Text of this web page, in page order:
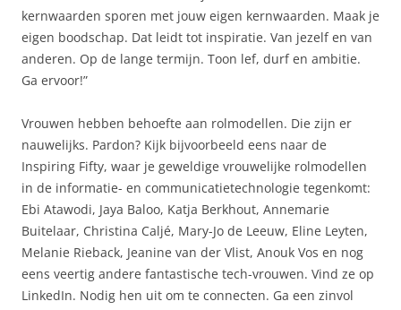
kernwaarden sporen met jouw eigen kernwaarden. Maak je
eigen boodschap. Dat leidt tot inspiratie. Van jezelf en van
anderen. Op de lange termijn. Toon lef, durf en ambitie.
Ga ervoor!”
Vrouwen hebben behoefte aan rolmodellen. Die zijn er
nauwelijks. Pardon? Kijk bijvoorbeeld eens naar de
Inspiring Fifty, waar je geweldige vrouwelijke rolmodellen
in de informatie- en communicatietechnologie tegenkomt:
Ebi Atawodi, Jaya Baloo, Katja Berkhout, Annemarie
Buitelaar, Christina Caljé, Mary-Jo de Leeuw, Eline Leyten,
Melanie Rieback, Jeanine van der Vlist, Anouk Vos en nog
eens veertig andere fantastische tech-vrouwen. Vind ze op
LinkedIn. Nodig hen uit om te connecten. Ga een zinvol